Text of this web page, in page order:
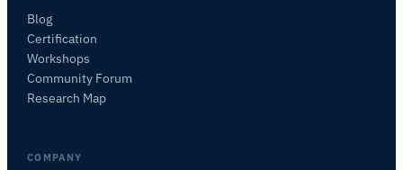
Blog
Certification
Workshops
Community Forum
Research Map
COMPANY
FRAGEN SIE ZU DIESEM ARTIKEL
Diesen Artikel zusammenfassen
Wie könnte ich das anwenden?